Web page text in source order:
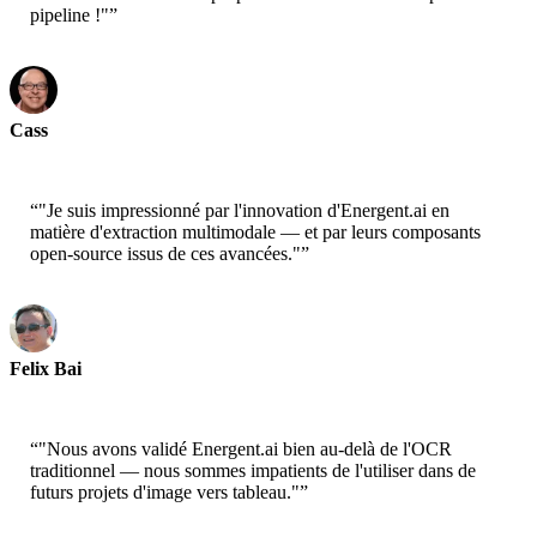
pipeline !"”
Cass
“"Je suis impressionné par l'innovation d'Energent.ai en
matière d'extraction multimodale — et par leurs composants
open-source issus de ces avancées."”
Felix Bai
“"Nous avons validé Energent.ai bien au-delà de l'OCR
traditionnel — nous sommes impatients de l'utiliser dans de
futurs projets d'image vers tableau."”